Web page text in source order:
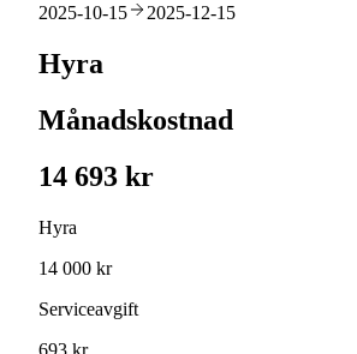
2025-10-15 2025-12-15
Hyra
Månadskostnad
14 693 kr
Hyra
14 000 kr
Serviceavgift
693 kr